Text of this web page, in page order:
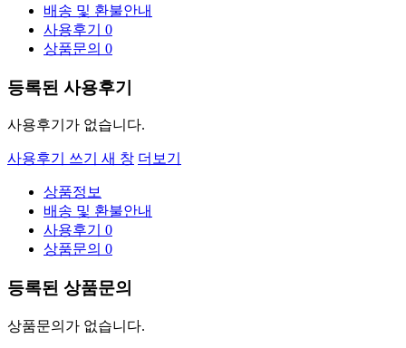
배송 및 환불안내
사용후기 0
상품문의 0
등록된 사용후기
사용후기가 없습니다.
사용후기 쓰기 새 창 더보기
상품정보
배송 및 환불안내
사용후기 0
상품문의 0
등록된 상품문의
상품문의가 없습니다.